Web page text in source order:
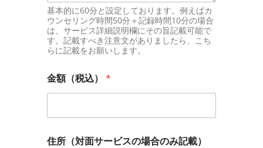
基本的に60分と設定しております。例えばカ
ウンセリング時間50分＋記録時間10分の場合
は、サービス詳細説明欄にその旨記載可能で
す。記載すべき注意文がありましたら、こち
らに記載をお願いします。
金額（税込） *
住所（対面サービスの場合のみ記載）